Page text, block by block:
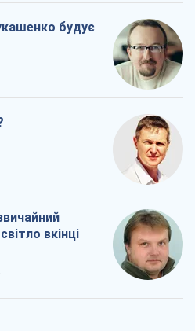
будує
вкінці